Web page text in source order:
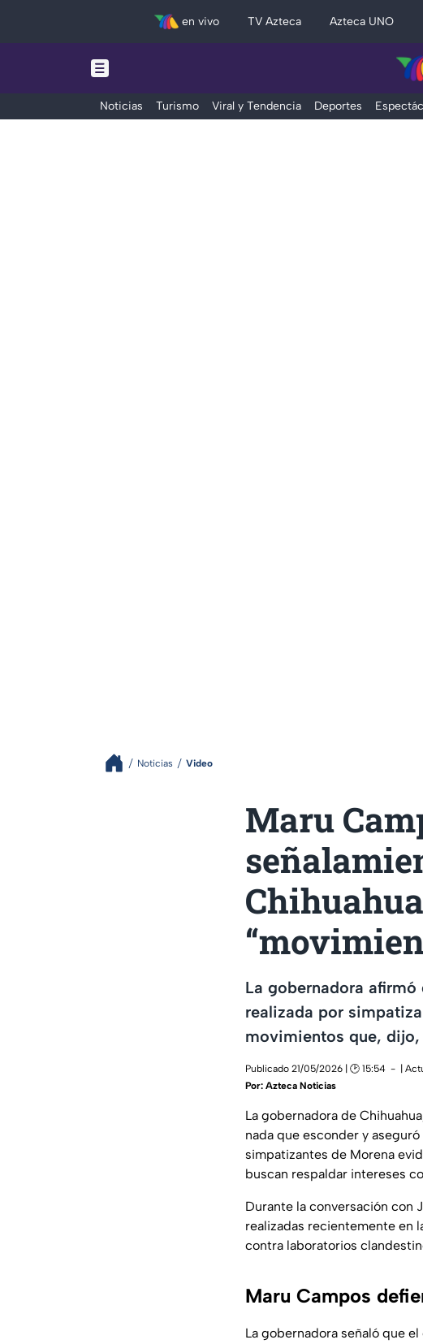
en vivo TV Azteca Azteca UNO
Noticias Turismo Viral y Tendencia Deportes
Noticias Video
Maru
La gobernadora
realizada por
movimientos que,
Publicado 21/05/2026 | 🕑 15:54
|
Por: Azteca Noticias
La gobernadora de
nada que esconder y
simpatizantes de Morena
buscan respaldar intereses
Durante la conversación con
realizadas recientemente en
contra laboratorios
Maru Campos
La gobernadora señaló que